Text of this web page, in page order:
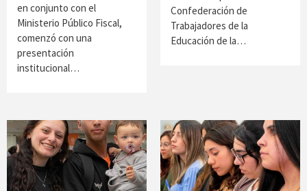
en conjunto con el
Ministerio Público Fiscal,
comenzó con una
presentación
institucional…
Confederación de
Trabajadores de la
Educación de la…